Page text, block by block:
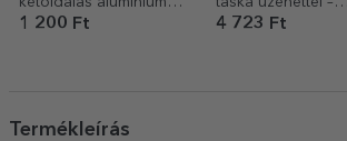
kártya üzenettel és
1 200 Ft
Summer
4 723 Ft
Termékleírás